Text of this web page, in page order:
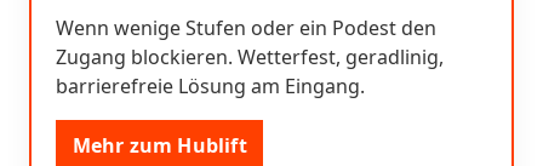
Wenn wenige Stufen oder ein Podest den
Zugang blockieren. Wetterfest, geradlinig,
barrierefreie Lösung am Eingang.
Mehr zum Hublift